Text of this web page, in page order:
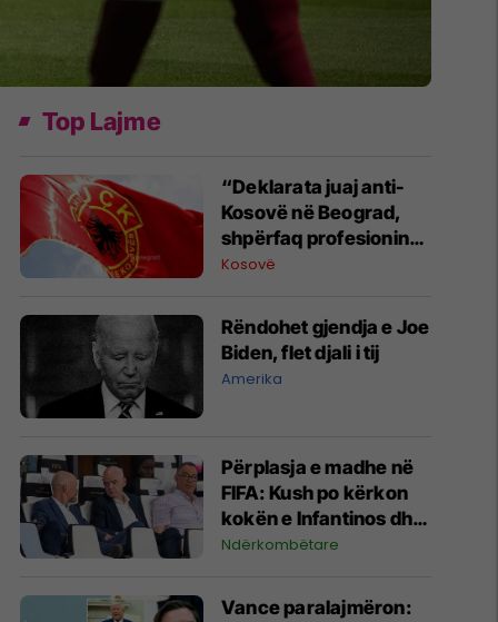
Top Lajme
“Deklarata juaj anti-
Kosovë në Beograd,
shpërfaq profesionin
tënd para se të
OVL e UÇK-së i reagon
Zelenskyt
Kosovë
Rëndohet gjendja e Joe
Biden, flet djali i tij
Amerika
Përplasja e madhe në
FIFA: Kush po kërkon
kokën e Infantinos dhe
kush po e mbron?
Ndërkombëtare
Vance paralajmëron: